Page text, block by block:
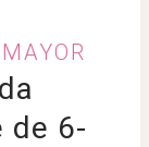
de 6-